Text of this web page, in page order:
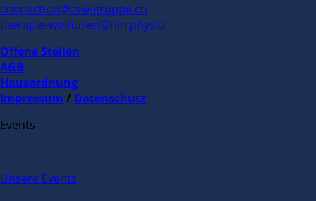
connection@csw-gruppe.ch
therapie-wolhusen@hin.physio
Offene Stellen
AGB
Hausordnung
Impressum / Datenschutz
Events
Unsere Events